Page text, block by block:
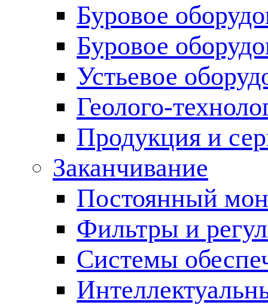
Буровое
Буровое
Устьевое
Геолого-
Продукция и
Заканчивание
Постоянный
Фильтры и
Cистемы